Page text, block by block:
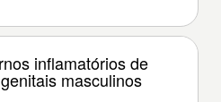
inflamatórios de
masculinos